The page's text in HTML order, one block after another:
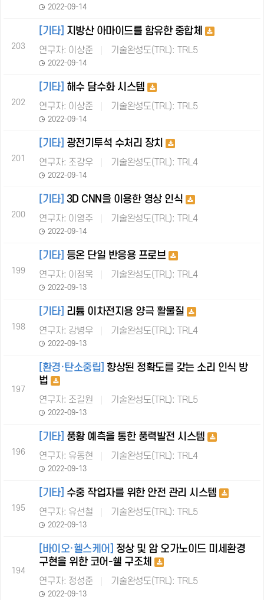
2022-09-14
203
[기타] 지방산 아마이드를 함유한 중합체
연구자: 이상준 기술완성도(TRL): TRL5
2022-09-14
202
[기타] 해수 담수화 시스템
연구자: 이상준 기술완성도(TRL): TRL5
2022-09-14
201
[기타] 광전기투석 수처리 장치
연구자: 조강우 기술완성도(TRL): TRL4
2022-09-14
200
[기타] 3D CNN을 이용한 영상 인식
연구자: 이영주 기술완성도(TRL): TRL4
2022-09-14
199
[기타] 등온 단일 반응용 프로브
연구자: 이정욱 기술완성도(TRL): TRL4
2022-09-13
198
[기타] 리튬 이차전지용 양극 활물질
연구자: 강병우 기술완성도(TRL): TRL4
2022-09-13
197
[환경·탄소중립] 향상된 정확도를 갖는 소리 인식 방
법
연구자: 조길원 기술완성도(TRL): TRL5
2022-09-13
196
[기타] 풍황 예측을 통한 풍력발전 시스템
연구자: 유동현 기술완성도(TRL): TRL4
2022-09-13
195
[기타] 수중 작업자를 위한 안전 관리 시스템
연구자: 유선철 기술완성도(TRL): TRL5
2022-09-13
194
[바이오·헬스케어]
정상 및 암 오가노이드 미세환경
구현을 위한 코어-쉘 구조체
연구자: 정성준 기술완성도(TRL): TRL5
2022-09-13